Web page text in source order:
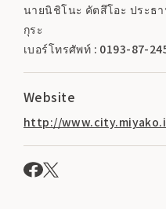
นายนิชิโนะ คัตสึโอะ ประธ
กุระ
เบอร์โทรศัพท์ : 0193-87-
Website
http://